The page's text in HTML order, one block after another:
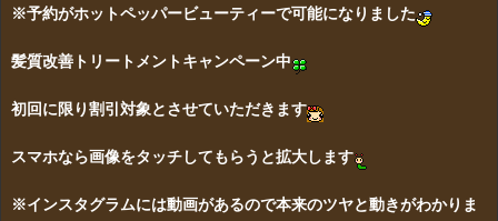
※予約がホットペッパービューティーで可能になりました
髪質改善トリートメントキャンペーン中
初回に限り割引対象とさせていただきます
スマホなら画像をタッチしてもらうと拡大します
※インスタグラムには動画があるので本来のツヤと動きがわかりま